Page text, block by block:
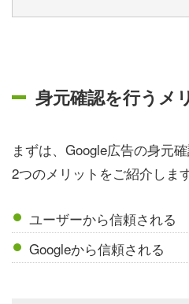
身元確認を行うメ
まずは、Google広告の身元
2つのメリットをご紹介します
ユーザーから信頼される
Googleから信頼される